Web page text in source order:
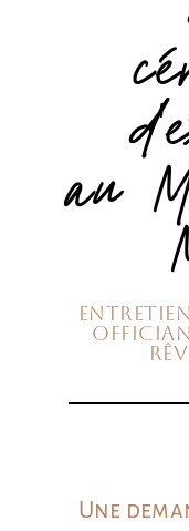
au
Une